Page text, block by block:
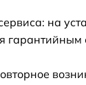
на
гарантийным